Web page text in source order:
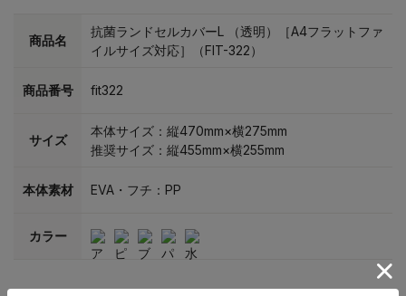
商品名
抗菌ランドセルカバーL （透明）［A4フラットファ
イルサイズ対応］（FIT-322）
商品番号 fit322
サイズ
本体サイズ：縦470mm×横275mm
推奨サイズ：縦455mm×横255mm
本体素材 EVA・フチ：PP
カラー